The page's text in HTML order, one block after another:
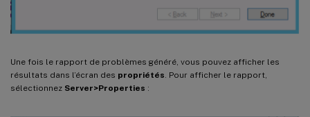
Une fois le rapport de problèmes généré, vous pouvez afficher les
résultats dans l’écran des propriétés. Pour afficher le rapport,
sélectionnez Server>Properties :